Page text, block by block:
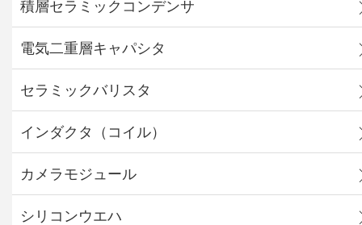
積層セラミックコンデンサ
電気二重層キャパシタ
セラミックバリスタ
インダクタ（コイル）
カメラモジュール
シリコンウエハ